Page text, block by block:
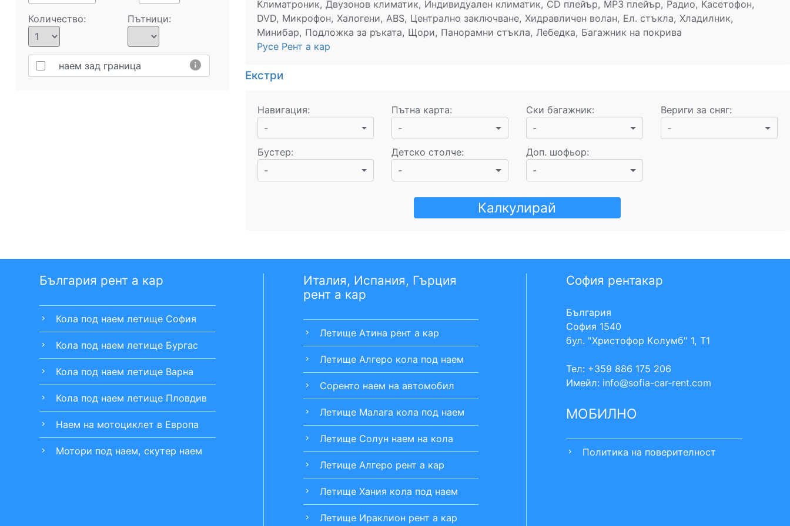
Количество: Пътници:
наем зад граница info
Климатроник, Двузонов климатик, Индивидуален климатик, CD плейър, MP3 плейър, Радио, Касетофон,
DVD, Микрофон, Халогени, ABS, Централно заключване, Хидравличен волан, Ел. стъкла, Хладилник,
Минибар, Подложка за ръката, Щори, Панорамни стъкла, Лебедка, Багажник на покрива
Русе Рент а кар
Екстри
Навигация:
-
Пътна карта:
-
Ски багажник:
-
Вериги за сняг:
-
Бустер:
-
Детско столче:
-
Доп. шофьор:
-
Калкулирай
България рент a кар
chevron_right Кола под наем летище София
chevron_right Кола под наем летище Бургас
chevron_right Кола под наем летище Варна
chevron_right Кола под наем летище Пловдив
chevron_right Наем на мотоциклет в Европа
chevron_right Мотори под наем, скутер наем
Италия, Испания, Гърция
рент а кар
chevron_right Летище Атина рент а кар
chevron_right Летище Алгеро кола под наем
chevron_right Соренто наем на автомобил
chevron_right Летище Малага кола под наем
chevron_right Летище Солун наем на кола
chevron_right Летище Алгеро рент а кар
chevron_right Летище Хания кола под наем
chevron_right Летище Ираклион рент а кар
София рентакар
България
София 1540
бул. "Христофор Kолумб" 1, Т1
Тел: +359 886 175 206
Имейл: info sofia-car-rent.com
МОБИЛНО
chevron_right Политика на поверителност